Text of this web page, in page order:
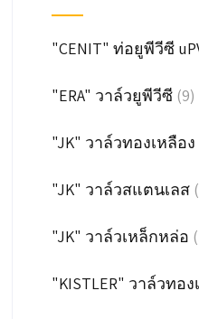
"CENIT" ท่อยูพีวีซี
"ERA" วาล์วยูพีวีซี (9)
"JK" วาล์วทองเหลือง
"JK" วาล์วสแตนเลส
"JK" วาล์วเหล็กหล่อ
"KISTLER" วาล์วทอง